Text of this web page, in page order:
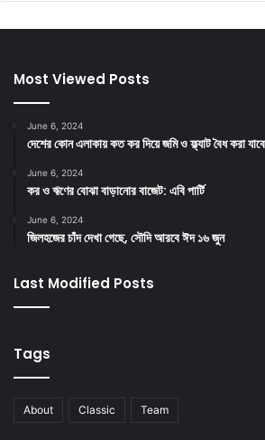
Most Viewed Posts
June 6, 2024
দেশের কোন এলাকায় কত কর দিয়ে জমি ও ফ্ল্যাট বৈধ করা যাবে
June 6, 2024
কর ও ঋণের বোঝা বাড়ানোর বাজেট: এবি পার্টি
June 6, 2024
জিলহজের চাঁদ দেখা গেছে, সৌদি আরবে ঈদ ১৬ জুন
Last Modified Posts
Tags
About Classic Team